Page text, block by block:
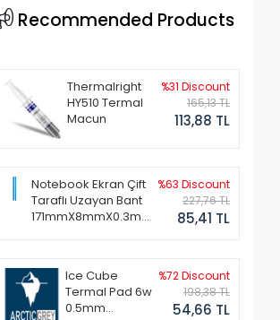
Recommended Products
Thermalright
HY510 Termal
Macun
%31 Discount
165,13 TL
113,88 TL
Notebook Ekran Çift
Taraflı Uzayan Bant
171mmX8mmX0.3mm
%63 Discount
227,76 TL
85,41 TL
Ice Cube
Termal Pad 6w
0.5mm
%72 Discount
198,38 TL
54,66 TL